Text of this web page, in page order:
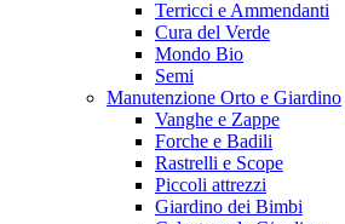
Terricci e Ammendanti
Cura del Verde
Mondo Bio
Semi
Manutenzione Orto e Giardino
Vanghe e Zappe
Forche e Badili
Rastrelli e Scope
Piccoli attrezzi
Giardino dei Bimbi